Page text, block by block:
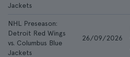
Jackets
NHL Preseason:
Detroit Red Wings
vs. Columbus Blue
Jackets
26/09/2026